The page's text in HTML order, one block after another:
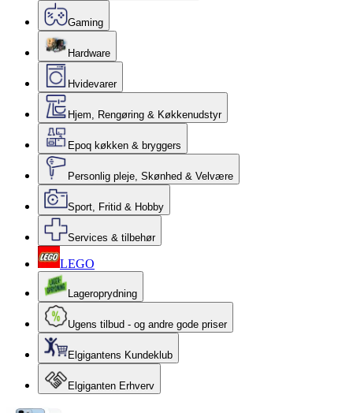
Gaming
Hardware
Hvidevarer
Hjem, Rengøring & Køkkenudstyr
Epoq køkken & bryggers
Personlig pleje, Skønhed & Velvære
Sport, Fritid & Hobby
Services & tilbehør
LEGO
Lageroprydning
Ugens tilbud - og andre gode priser
Elgigantens Kundeklub
Elgiganten Erhverv